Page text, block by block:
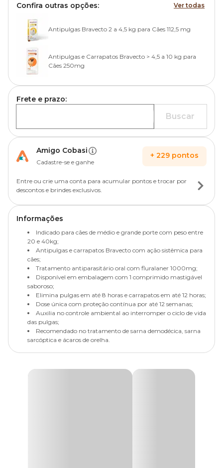
Confira outras opções: Ver todas
Antipulgas Bravecto 2 a 4,5 kg para Cães 112,5 mg
Antipulgas e Carrapatos Bravecto > 4,5 a 10 kg para
Cães 250mg
Frete e prazo:
Buscar
Amigo Cobasi
Cadastre-se e ganhe
+ 229 pontos
Entre ou crie uma conta para acumular pontos e trocar por
descontos e brindes exclusivos.
Informações
Indicado para cães de médio e grande porte com peso entre
20 e 40kg;
Antipulgas e carrapatos Bravecto com ação sistêmica para
cães;
Tratamento antiparasitário oral com fluralaner 1000mg;
Disponível em embalagem com 1 comprimido mastigável
saboroso;
Elimina pulgas em até 8 horas e carrapatos em até 12 horas;
Dose única com proteção contínua por até 12 semanas;
Auxilia no controle ambiental ao interromper o ciclo de vida
das pulgas;
Recomendado no tratamento de sarna demodécica, sarna
sarcóptica e ácaros de orelha.